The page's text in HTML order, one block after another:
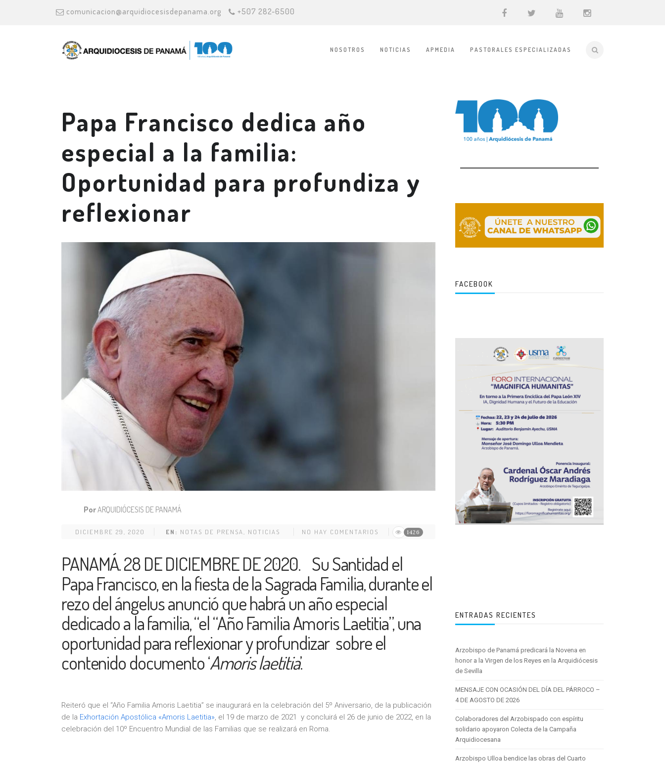
comunicacion@arquidiocesisdepanama.org +507 282-6500
NOSOTROS NOTICIAS APMEDIA PASTORALES ESPECIALIZADAS
Papa Francisco dedica año
especial a la familia:
Oportunidad para profundiza y
reflexionar
PorARQUIDIÓCESIS DE PANAMÁ
DICIEMBRE 29, 2020 EN: NOTAS DE PRENSA NOTICIAS NO HAY COMENTARIOS 1426
PANAMÁ. 28 DE DICIEMBRE DE 2020. Su Santidad el
Papa Francisco, en la fiesta de la Sagrada Familia, durante el
rezo del ángelus anunció que habrá un año especial
dedicado a la familia, “el “Año Familia Amoris Laetitia”, una
oportunidad para reflexionar y profundizar sobre el
contenido documento ‘Amoris laetitia’.
Reiteró que el “Año Familia Amoris Laetitia” se inaugurará en la celebración del 5º Aniversario, de la publicación
de la Exhortación Apostólica «Amoris Laetitia», el 19 de marzo de 2021 y concluirá el 26 de junio de 2022, en la
celebración del 10º Encuentro Mundial de las Familias que se realizará en Roma.
FACEBOOK
ENTRADAS RECIENTES
Arzobispo de Panamá predicará la Novena en
honor a la Virgen de los Reyes en la Arquidiócesis
de Sevilla
MENSAJE CON OCASIÓN DEL DÍA DEL PÁRROCO –
4 DE AGOSTO DE 2026
Colaboradores del Arzobispado con espíritu
solidario apoyaron Colecta de la Campaña
Arquidiocesana
Arzobispo Ulloa bendice las obras del Cuarto